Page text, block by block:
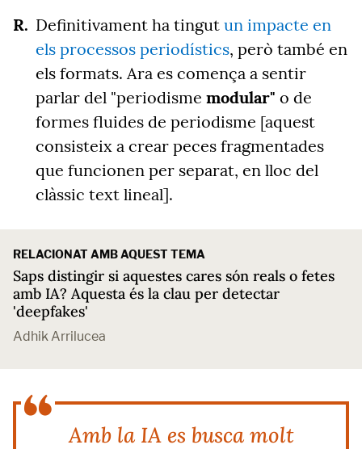
Definitivament ha tingut un impacte en
els processos periodístics, però també en
els formats. Ara es comença a sentir
parlar del "periodisme modular" o de
formes fluides de periodisme [aquest
consisteix a crear peces fragmentades
que funcionen per separat, en lloc del
clàssic text lineal].
RELACIONAT AMB AQUEST TEMA
Saps distingir si aquestes cares són reals o fetes
amb IA? Aquesta és la clau per detectar
'deepfakes'
Adhik Arrilucea
Amb la IA es busca molt